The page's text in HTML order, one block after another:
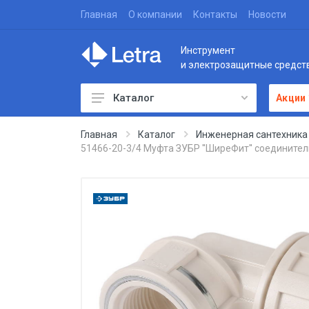
Главная О компании Контакты Новости
Инструмент
и электрозащитные
Каталог Акции
Главная Каталог
Инженерная
51466-20-3/4 Муфта ЗУБР ''ШиреФит''